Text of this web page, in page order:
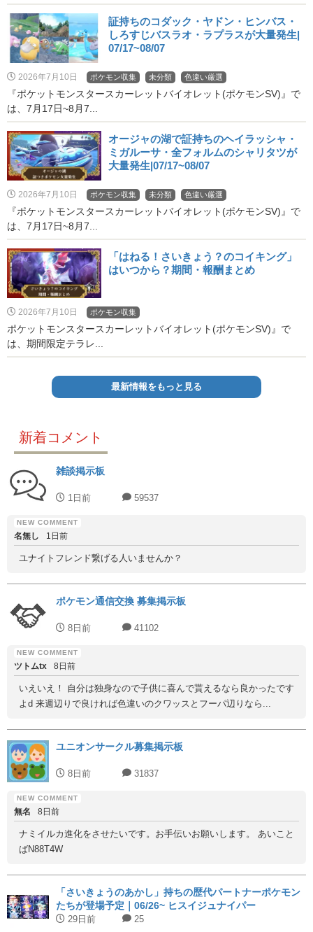
証持ちのコダック・ヤドン・ヒンバス・
しろすじバスラオ・ラプラスが大量発生|
07/17~08/07
2026年7月10日 ポケモン収集 未分類 色違い厳選
『ポケットモンスタースカーレットバイオレット(ポケモンSV)』で
は、7月17日~8月7...
オージャの湖で証持ちのヘイラッシャ・
ミガルーサ・全フォルムのシャリタツが
大量発生|07/17~08/07
2026年7月10日 ポケモン収集 未分類 色違い厳選
『ポケットモンスタースカーレットバイオレット(ポケモンSV)』で
は、7月17日~8月7...
「はねる！さいきょう？のコイキング」
はいつから？期間・報酬まとめ
2026年7月10日 ポケモン収集
ポケットモンスタースカーレットバイオレット(ポケモンSV)』で
は、期間限定テラレ...
最新情報をもっと見る
新着コメント
雑談掲示板
1日前 59537
名無し 1日前
ユナイトフレンド繋げる人いませんか？
ポケモン通信交換 募集掲示板
8日前 41102
ツトムtx 8日前
いえいえ！ 自分は独身なので子供に喜んで貰えるなら良かったです
よd 来週辺りで良ければ色違いのクワッスとフーパ辺りなら...
ユニオンサークル募集掲示板
8日前 31837
無名 8日前
ナミイルカ進化をさせたいです。お手伝いお願いします。 あいこと
ばN88T4W
「さいきょうのあかし」持ちの歴代パートナーポケモン
たちが登場予定｜06/26~ ヒスイジュナイパー
29日前 25